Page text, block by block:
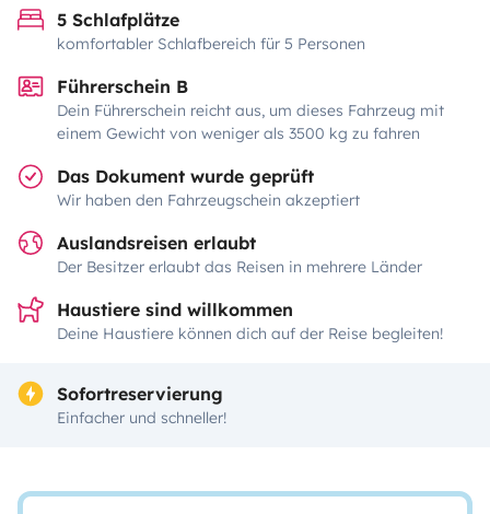
5 Schlafplätze
komfortabler Schlafbereich für 5 Personen
Führerschein B
Dein Führerschein reicht aus, um dieses Fahrzeug mit
einem Gewicht von weniger als 3500 kg zu fahren
Das Dokument wurde geprüft
Wir haben den Fahrzeugschein akzeptiert
Auslandsreisen erlaubt
Der Besitzer erlaubt das Reisen in mehrere Länder
Haustiere sind willkommen
Deine Haustiere können dich auf der Reise begleiten!
Sofortreservierung
Einfacher und schneller!